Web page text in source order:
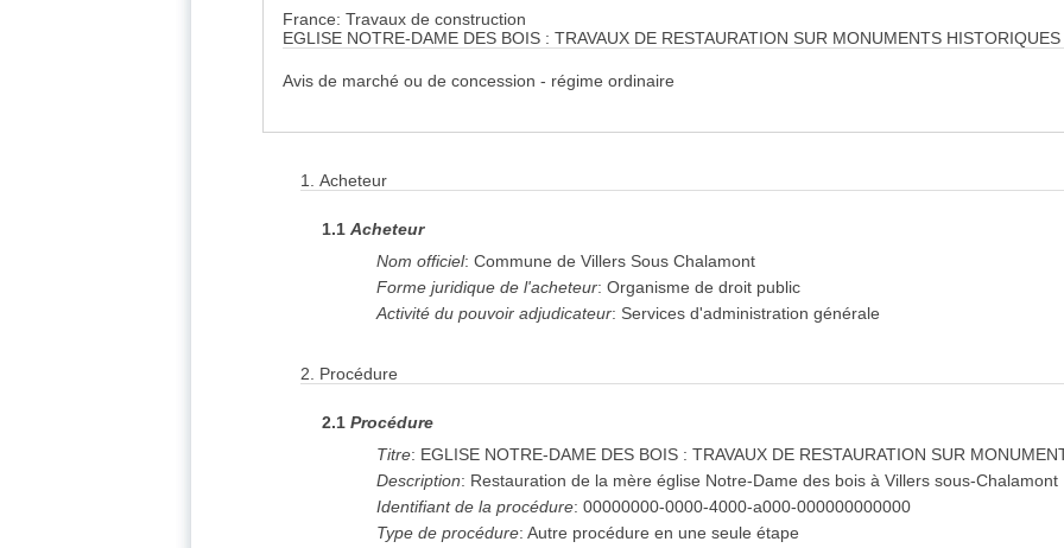
France: Travaux de construction
EGLISE NOTRE-DAME DES BOIS : TRAVAUX DE RESTAURATION SUR MONUMENTS HISTORIQUES
Avis de marché ou de concession - régime ordinaire
1.Acheteur
1.1Acheteur
Nom officiel:Commune de Villers Sous Chalamont
Forme juridique de l'acheteur:Organisme de droit public
Activité du pouvoir adjudicateur: Services d'administration générale
2. Procédure
2.1Procédure
Titre: EGLISE NOTRE-DAME DES BOIS : TRAVAUX DE RESTAURATION SUR
Description: Restauration de la mère église Notre-Dame des bois à Villers sous-Chalamont
Identifiant de la procédure:00000000-0000-4000-a000-000000000000
Type de procédure:Autre procédure en une seule étape